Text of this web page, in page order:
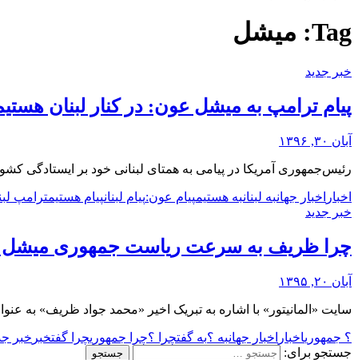
Tag: میشل
خبر جدید
پیام ترامپ به میشل عون: در کنار لبنان
آبان ۳۰, ۱۳۹۶
رئیس‌جمهوری آمریکا در پیامی به همتای لبنانی خود بر ایستادگی
اخبار اخبار جهانبه لبنانبه هستیمپیام عون:پیام لبنانپیام هستیمترامپ
خبر جدید
چرا ظریف به سرعت ریاست جمهوری میشل
آبان ۲۰, ۱۳۹۵
سایت «المانیتور» با اشاره به تبریک اخیر «محمد جواد ظریف» به
؟ جمهوریاخبار اخبار جهانبه ؟به گفتچرا ؟چرا جمهوریچرا گفتخبر خبر
جستجو برای: